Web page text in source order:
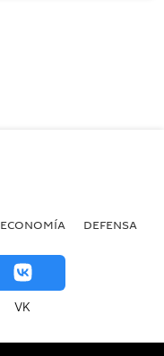
ECONOMÍA DEFENSA
VK